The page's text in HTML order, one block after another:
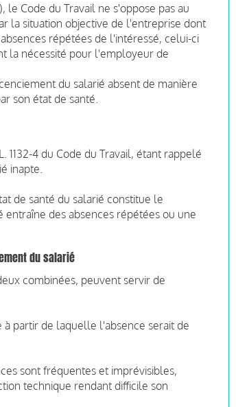
le Code du Travail ne s'oppose pas au
la situation objective de l'entreprise dont
répétées de l'intéressé, celui-ci
la nécessité pour l'employeur de
du salarié absent de manière
son état de santé.
4 du Code du Travail, étant rappelé
inapte.
de santé du salarié constitue le
des absences répétées ou une
du salarié
combinées, peuvent servir de
partir de laquelle l'absence serait de
sont fréquentes et imprévisibles,
technique rendant difficile son